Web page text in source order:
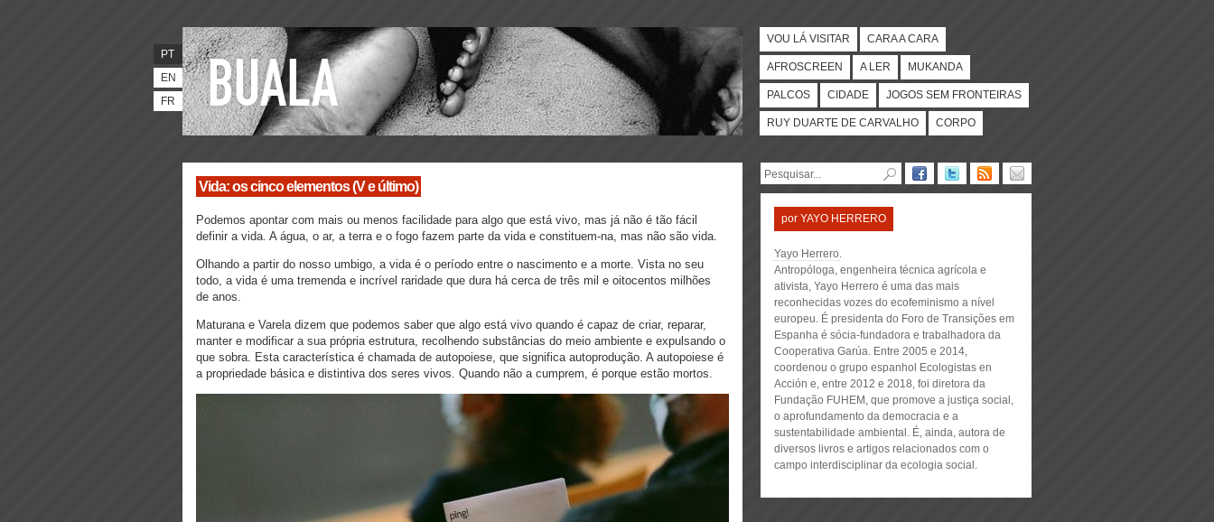
PT
EN
FR
VOU LÁ VISITAR CARA A CARA
AFROSCREEN A LER MUKANDA
PALCOS CIDADE JOGOS SEM FRONTEIRAS
RUY DUARTE DE CARVALHO CORPO
Vida: os cinco elementos (V e último)
Podemos apontar com mais ou menos facilidade para algo que está vivo, mas já não é tão fácil
definir a vida. A água, o ar, a terra e o fogo fazem parte da vida e constituem-na, mas não são vida.
Olhando a partir do nosso umbigo, a vida é o período entre o nascimento e a morte. Vista no seu
todo, a vida é uma tremenda e incrível raridade que dura há cerca de três mil e oitocentos milhões
de anos.
Maturana e Varela dizem que podemos saber que algo está vivo quando é capaz de criar, reparar,
manter e modificar a sua própria estrutura, recolhendo substâncias do meio ambiente e expulsando o
que sobra. Esta característica é chamada de autopoiese, que significa autoprodução. A autopoiese é
a propriedade básica e distintiva dos seres vivos. Quando não a cumprem, é porque estão mortos.
por YAYO HERRERO
Yayo Herrero.
Antropóloga, engenheira técnica agrícola e
ativista, Yayo Herrero é uma das mais
reconhecidas vozes do ecofeminismo a nível
europeu. É presidenta do Foro de Transições em
Espanha é sócia-fundadora e trabalhadora da
Cooperativa Garúa. Entre 2005 e 2014,
coordenou o grupo espanhol Ecologistas en
Acción e, entre 2012 e 2018, foi diretora da
Fundação FUHEM, que promove a justiça social,
o aprofundamento da democracia e a
sustentabilidade ambiental. É, ainda, autora de
diversos livros e artigos relacionados com o
campo interdisciplinar da ecologia social.